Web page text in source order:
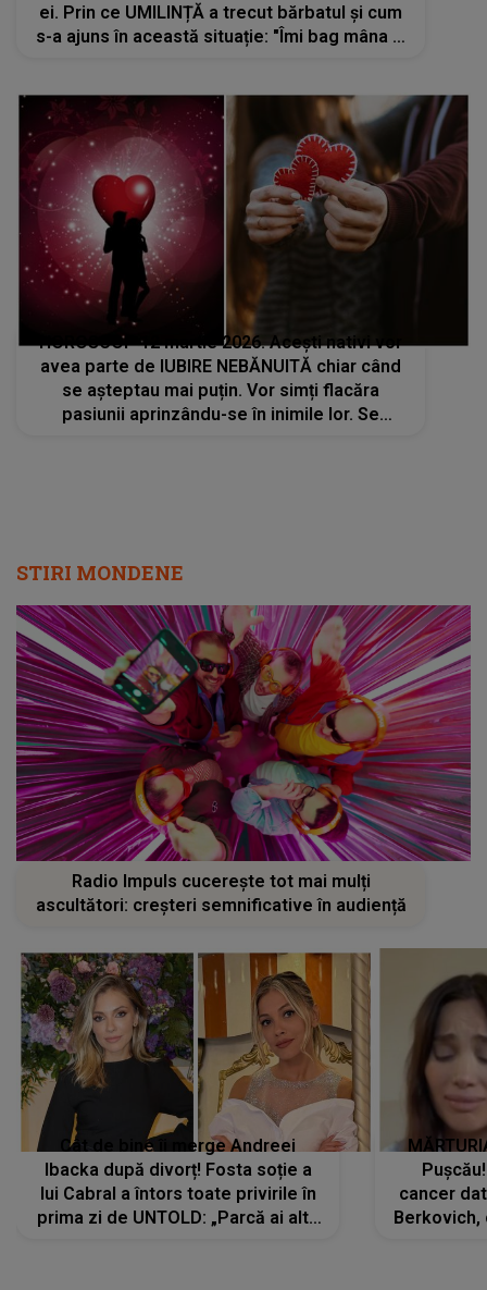
ei. Prin ce UMILINȚĂ a trecut bărbatul și cum
s-a ajuns în această situație: "Îmi bag mâna în
HOROSCOP 12 martie 2026. Acești nativi vor
avea parte de IUBIRE NEBĂNUITĂ chiar când
se așteptau mai puțin. Vor simți flacăra
pasiunii aprinzându-se în inimile lor. Se
STIRI MONDENE
Radio Impuls cucerește tot mai mulți
ascultători: creșteri semnificative în audiență
Cât de bine îi merge Andreei
Ibacka după divorț! Fosta soție a
lui Cabral a întors toate privirile în
prima zi de UNTOLD: „Parcă ai altă
cancer
Berkovich,